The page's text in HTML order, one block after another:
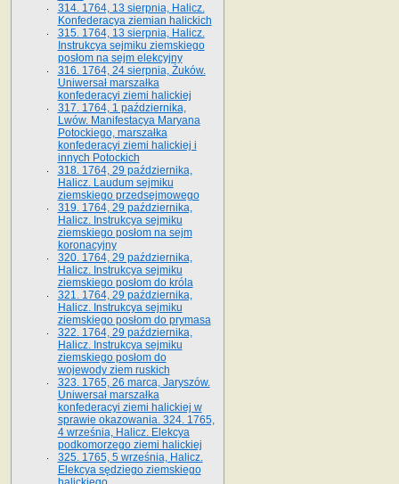
314. 1764, 13 sierpnia, Halicz.
Konfederacya ziemian halickich
315. 1764, 13 sierpnia, Halicz.
Instrukcya sejmiku ziemskiego
posłom na sejm elekcyjny
316. 1764, 24 sierpnia, Żuków.
Uniwersał marszałka
konfederacyi ziemi halickiej
317. 1764, 1 października,
Lwów. Manifestacya Maryana
Potockiego, marszałka
konfederacyi ziemi halickiej i
innych Potockich
318. 1764, 29 października,
Halicz. Laudum sejmiku
ziemskiego przedsejmowego
319. 1764, 29 października,
Halicz. Instrukcya sejmiku
ziemskiego posłom na sejm
koronacyjny
320. 1764, 29 października,
Halicz. Instrukcya sejmiku
ziemskiego posłom do króla
321. 1764, 29 października,
Halicz. Instrukcya sejmiku
ziemskiego posłom do prymasa
322. 1764, 29 października,
Halicz. Instrukcya sejmiku
ziemskiego posłom do
wojewody ziem ruskich
323. 1765, 26 marca, Jaryszów.
Uniwersał marszałka
konfederacyi ziemi halickiej w
sprawie okazowania. 324. 1765,
4 września, Halicz. Elekcya
podkomorzego ziemi halickiej
325. 1765, 5 września, Halicz.
Elekcya sędziego ziemskiego